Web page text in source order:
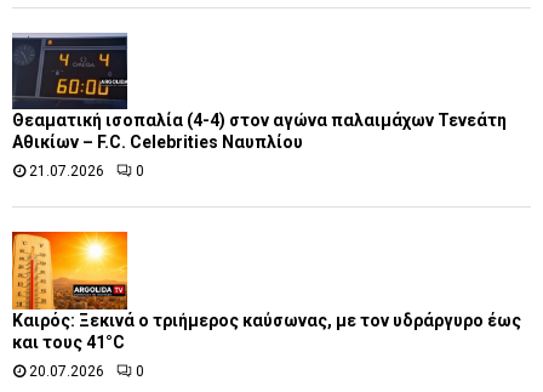
Θεαματική ισοπαλία (4-4) στον αγώνα παλαιμάχων Τενεάτη
Αθικίων – F.C. Celebrities Ναυπλίου
21.07.2026 0
Καιρός: Ξεκινά ο τριήμερος καύσωνας, με τον υδράργυρο έως
και τους 41°C
20.07.2026 0